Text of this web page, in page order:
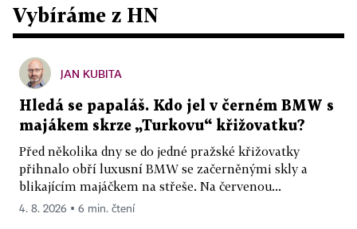
Vybíráme z HN
JAN KUBITA
Hledá se papaláš. Kdo jel v černém BMW s
majákem skrze „Turkovu“ křižovatku?
Před několika dny se do jedné pražské křižovatky
přihnalo obří luxusní BMW se začerněnými skly a
blikajícím majáčkem na střeše. Na červenou...
4. 8. 2026 ▪ 6 min. čtení